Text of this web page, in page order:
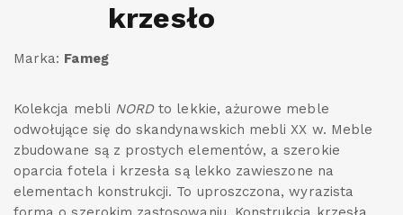
krzesło
Marka: Fameg
Kolekcja mebli NORDto lekkie, ażurowe meble
odwołujące się do skandynawskich mebli XX w. Meble
zbudowane są z prostych elementów, a szerokie
oparcia fotela i krzesła są lekko zawieszone na
elementach konstrukcji. To uproszczona, wyrazista